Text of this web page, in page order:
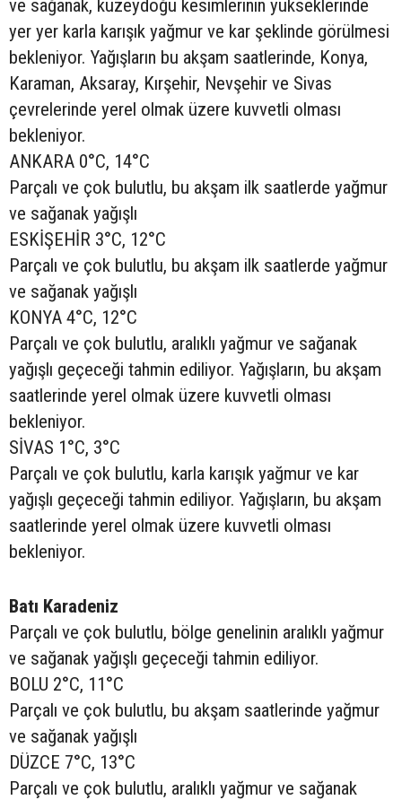
ve sağanak, kuzeydoğu kesimlerinin yükseklerinde
yer yer karla karışık yağmur ve kar şeklinde görülmesi
bekleniyor. Yağışların bu akşam saatlerinde, Konya,
Karaman, Aksaray, Kırşehir, Nevşehir ve Sivas
çevrelerinde yerel olmak üzere kuvvetli olması
bekleniyor.
ANKARA 0°C, 14°C
Parçalı ve çok bulutlu, bu akşam ilk saatlerde yağmur
ve sağanak yağışlı
ESKİŞEHİR 3°C, 12°C
Parçalı ve çok bulutlu, bu akşam ilk saatlerde yağmur
ve sağanak yağışlı
KONYA 4°C, 12°C
Parçalı ve çok bulutlu, aralıklı yağmur ve sağanak
yağışlı geçeceği tahmin ediliyor. Yağışların, bu akşam
saatlerinde yerel olmak üzere kuvvetli olması
bekleniyor.
SİVAS 1°C, 3°C
Parçalı ve çok bulutlu, karla karışık yağmur ve kar
yağışlı geçeceği tahmin ediliyor. Yağışların, bu akşam
saatlerinde yerel olmak üzere kuvvetli olması
bekleniyor.
Batı Karadeniz
Parçalı ve çok bulutlu, bölge genelinin aralıklı yağmur
ve sağanak yağışlı geçeceği tahmin ediliyor.
BOLU 2°C, 11°C
Parçalı ve çok bulutlu, bu akşam saatlerinde yağmur
ve sağanak yağışlı
DÜZCE 7°C, 13°C
Parçalı ve çok bulutlu, aralıklı yağmur ve sağanak